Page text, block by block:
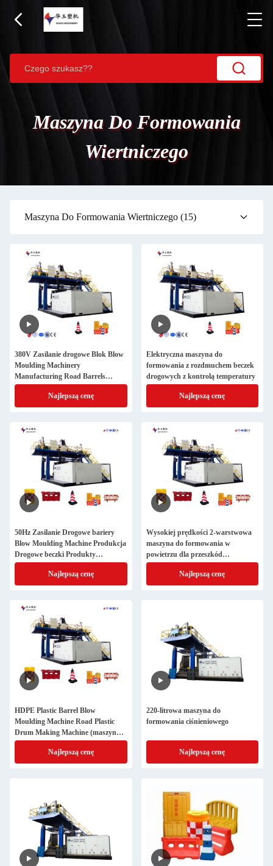
Maszyna Do Formowania
Wiertniczego
Maszyna Do Formowania Wiertniczego (15)
380V Zasilanie drogowe Blok Blow
Moulding Machinery
Manufacturing Road Barrels
Produkty bezpieczeństwa
drogowego Sprzęt produkcyjny
Najlepszą cenę
Elektryczna maszyna do
formowania z rozdmuchem beczek
drogowych z kontrolą temperatury
Najlepszą cenę
50Hz Zasilanie Drogowe bariery
Blow Moulding Machine Produkcja
Drogowe beczki Produkty
bezpieczeństwa ruchu Drogowy
Najlepszą cenę
Wysokiej prędkości 2-warstwowa
maszyna do formowania w
powietrzu dla przeszkód
drogowych o mocy 180 kW
Najlepszą cenę
HDPE Plastic Barrel Blow
Moulding Machine Road Plastic
Drum Making Machine (maszyna
do formowania butów z tworzyw
sztucznych)Najlepszą cenę
220-litrowa maszyna do
formowania ciśnieniowego
Najlepszą cenę